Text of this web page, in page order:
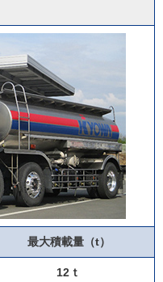
最大積載量（t）
12ｔ